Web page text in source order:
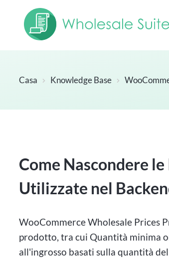
Casa Knowledge Base
Come Nascondere
Utilizzate nel
WooCommerce Wholesale Prices
prodotto, tra cui Quantità minima
all'ingrosso basati sulla quantità